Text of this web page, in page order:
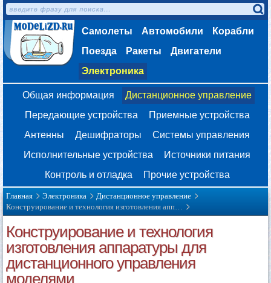
Самолеты Автомобили
Корабли
Поезда
Ракеты
Двигатели
Электроника
Общая информация
Дистанционное управление
Передающие устройства
Приемные устройства
Антенны
Дешифраторы
Системы управления
Исполнительные устройства
Источники питания
Контроль и отладка
Прочие устройства
Главная Электроника
Дистанционное управление
Конструирование и технология изготовления апп…
Конструирование и технология
изготовления аппаратуры для
дистанционного управления
моделями